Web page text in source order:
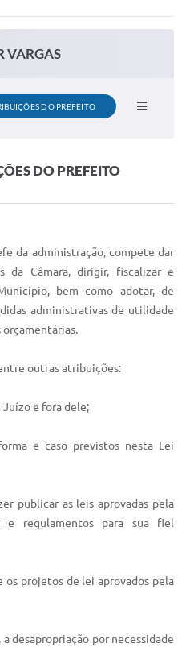
VARGAS
DO PREFEITO
DO PREFEITO
da administração, compete dar
da Câmara, dirigir, fiscalizar e
bem como adotar, de
administrativas de utilidade
orçamentárias.
outras atribuições:
e fora dele;
e caso previstos nesta Lei
publicar as leis aprovadas pela
e regulamentos para sua fiel
os projetos de lei aprovados pela
desapropriação por necessidade